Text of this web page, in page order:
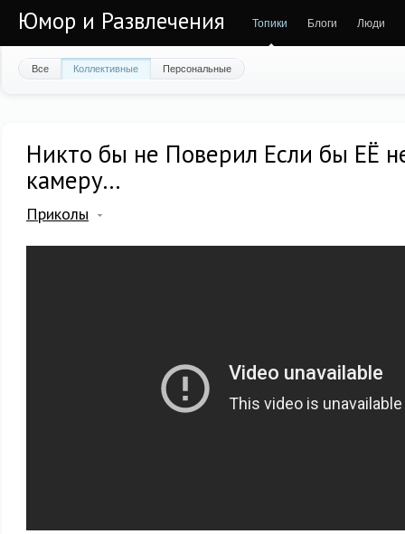
Юмор и Развлечения Топики Блоги Люди
Все Коллективные Персональные
Никто бы не Поверил Если бы ЕЁ
камеру...
Приколы